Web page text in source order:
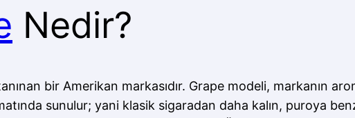
Nedir?
bir Amerikan markasıdır. Grape modeli, markanın
sunulur; yani klasik sigaradan daha kalın, puroya